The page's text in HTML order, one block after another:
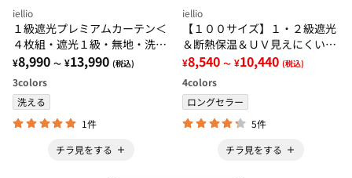
iellio
１級遮光プレミアムカーテン＜
４枚組・遮光１級・無地・洗え
る・形状記憶加工・新生活・イ
ージーオーダー＞
¥8,990 ～ ¥13,990 (税込)
3colors
洗える
1件
チラ見をする
iellio
【１００サイズ】１・２級遮光
＆断熱保温＆ＵＶ見えにくいレ
ース付カーテンセット＜イージ
ーオーダー・無地・新生活・グ
レー＞
¥8,540 ～ ¥10,440 (税込)
4colors
ロングセラー
5件
チラ見をする